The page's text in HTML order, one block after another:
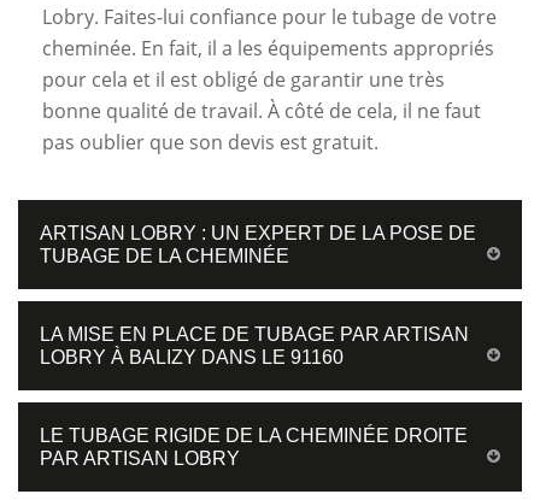
Lobry. Faites-lui confiance pour le tubage de votre
cheminée. En fait, il a les équipements appropriés
pour cela et il est obligé de garantir une très
bonne qualité de travail. À côté de cela, il ne faut
pas oublier que son devis est gratuit.
ARTISAN LOBRY : UN EXPERT DE LA POSE DE
TUBAGE DE LA CHEMINÉE
LA MISE EN PLACE DE TUBAGE PAR ARTISAN
LOBRY À BALIZY DANS LE 91160
LE TUBAGE RIGIDE DE LA CHEMINÉE DROITE
PAR ARTISAN LOBRY